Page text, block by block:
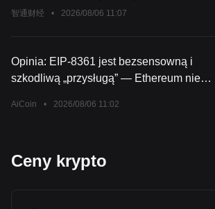
obniżenia kosztów i zwiększenia
firmie Tata Technologies Ltd. To pierwszy raz,
stworzenie platformy end-to-end, mając na celu
znaczne obniżenie kosztów.
智通财经 • 2026/08/06 11:07
Opinia: EIP-8361 jest bezsensowną i
szkodliwą „przysługą” — Ethereum nie
AiCoin • 2026/08/06 11:02
Ceny krypto